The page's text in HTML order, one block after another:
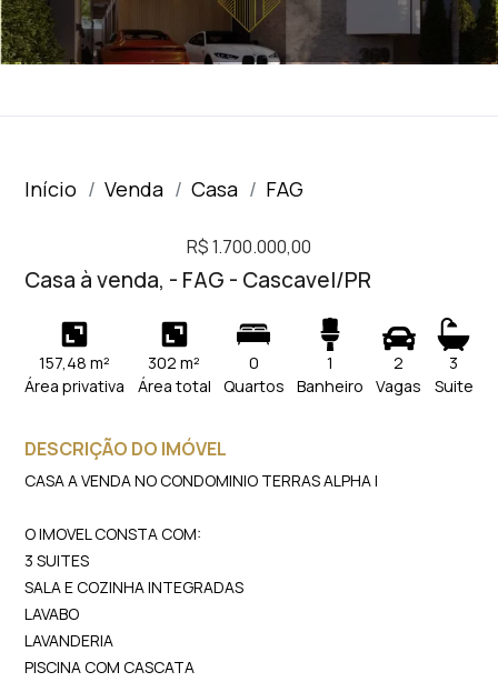
Início Venda Casa FAG
R$ 1.700.000,00
Casa à venda, - FAG - Cascavel/PR
157,48 m²
Área privativa
302 m²
Área total
0
Quartos
1
Banheiro
2
Vagas
3
Suite
DESCRIÇÃO DO IMÓVEL
CASA A VENDA NO CONDOMINIO TERRAS ALPHA I
O IMOVEL CONSTA COM:
3 SUITES
SALA E COZINHA INTEGRADAS
LAVABO
LAVANDERIA
PISCINA COM CASCATA